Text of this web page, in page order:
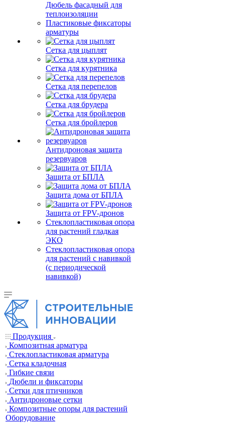
Дюбель фасадный для
теплоизоляции
Пластиковые фиксаторы
арматуры
Сетка для цыплят
Сетка для курятника
Сетка для перепелов
Сетка для брудера
Сетка для бройлеров
Антидроновая защита
резервуаров
Защита от БПЛА
Защита дома от БПЛА
Защита от FPV-дронов
Стеклопластиковая опора
для растений гладкая
ЭКО
Стеклопластиковая опора
для растений с навивкой
(с периодической
навивкой)
Продукция
Композитная арматура
Cтеклопластиковая арматура
Сетка кладочная
Гибкие связи
Дюбели и фиксаторы
Сетки для птичников
Антидроновые сетки
Композитные опоры для растений
Оборудование